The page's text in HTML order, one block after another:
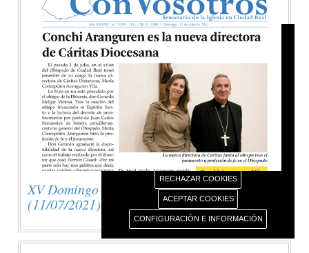
XV Domingo del Tiempo Ordinario
(11/07/2021)
AVISO USO DE COOKIES
Este portal web únicamente utiliza cookies propias
con finalidad técnica, no recaba ni cede datos de
carácter personal de los usuarios sin su
conocimiento.
Sin embargo, contiene enlaces a sitios web de
terceros con políticas de privacidad ajenas este
portal web que usted podrá decidir si acepta o no
cuando acceda a ellos.
Más información sobre el uso de nuestras cookies.
RECHAZAR COOKIES
ACEPTAR COOKIES
CONFIGURACIÓN E INFORMACIÓN